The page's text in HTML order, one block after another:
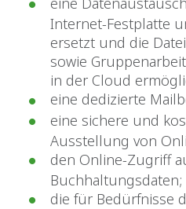
Internet-Festplatte
ersetzt und die
sowie
in der Cloud
eine dedizierte
eine sichere und
Ausstellung von
den Online-Zugriff
Buchhaltungsdaten;
die für Bedürfnisse